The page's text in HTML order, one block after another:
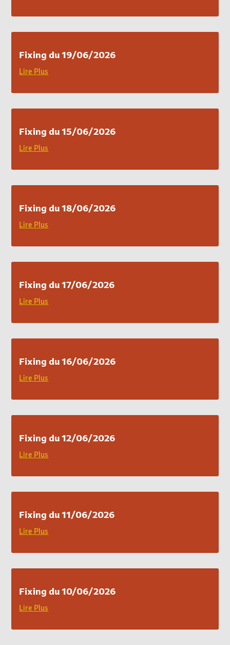
Fixing du 19/06/2026
Lire Plus
Fixing du 15/06/2026
Lire Plus
Fixing du 18/06/2026
Lire Plus
Fixing du 17/06/2026
Lire Plus
Fixing du 16/06/2026
Lire Plus
Fixing du 12/06/2026
Lire Plus
Fixing du 11/06/2026
Lire Plus
Fixing du 10/06/2026
Lire Plus